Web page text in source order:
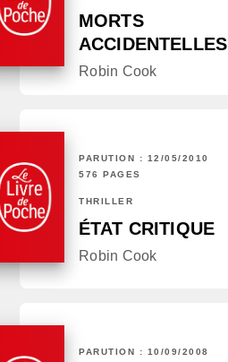
MORTS
ACCIDENTELLES
Robin Cook
PARUTION : 12/05/2010
576 PAGES
THRILLER
ÉTAT CRITIQUE
Robin Cook
PARUTION : 10/09/2008